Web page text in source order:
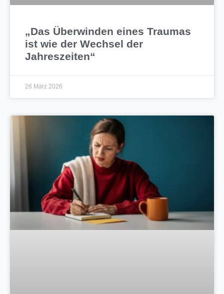
„Das Überwinden eines Traumas
ist wie der Wechsel der
Jahreszeiten“
26 März 2026